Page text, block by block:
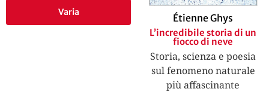
Varia Étienne Ghys
L’incredibile storia di un
fiocco di neve
Storia, scienza e poesia
sul fenomeno naturale
più affascinante